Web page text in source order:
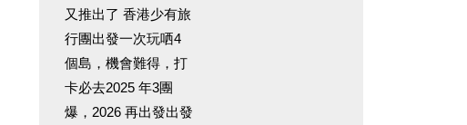
又推出了 香港少有旅
行團出發一次玩哂4
個島，機會難得，打
卡必去2025 年3團
爆，2026 再出發出發